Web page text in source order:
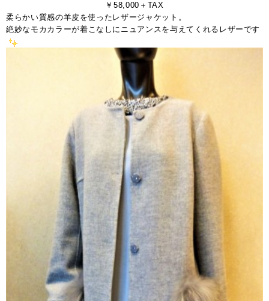
￥58,000＋TAX
柔らかい質感の羊皮を使ったレザージャケット。
絶妙なモカカラーが着こなしにニュアンスを与えてくれるレザーです